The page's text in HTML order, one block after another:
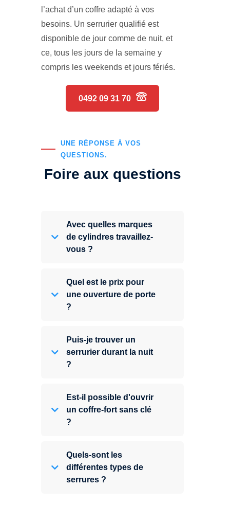
l’achat d’un coffre adapté à vos
besoins. Un serrurier qualifié est
disponible de jour comme de nuit, et
ce, tous les jours de la semaine y
compris les weekends et jours fériés.
0492 09 31 70
UNE RÉPONSE À VOS
QUESTIONS.
Foire aux questions
Avec quelles marques
de cylindres travaillez-
vous ?
Quel est le prix pour
une ouverture de porte
?
Puis-je trouver un
serrurier durant la nuit
?
Est-il possible d'ouvrir
un coffre-fort sans clé
?
Quels-sont les
différentes types de
serrures ?